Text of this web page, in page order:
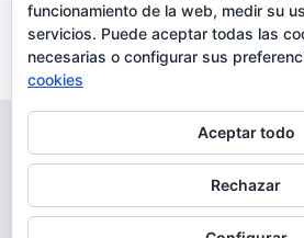
5,00€
Política de
Política de Privacidad
Envíos
Términos y
Desarrollo realizado porempresa
funcionamiento de la web, medir su
servicios. Puede aceptar todas las
necesarias o configurar sus
cookies
Aceptar todo
Rechazar